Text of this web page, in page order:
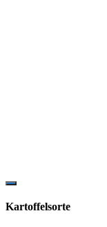
Show
Content
Kartoffelsorte